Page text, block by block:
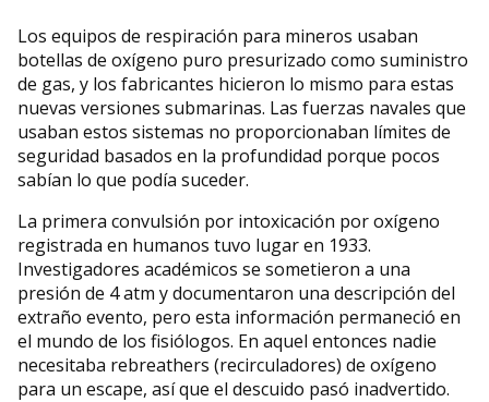
Los equipos de respiración para mineros usaban
botellas de oxígeno puro presurizado como suministro
de gas, y los fabricantes hicieron lo mismo para estas
nuevas versiones submarinas. Las fuerzas navales que
usaban estos sistemas no proporcionaban límites de
seguridad basados en la profundidad porque pocos
sabían lo que podía suceder.
La primera convulsión por intoxicación por oxígeno
registrada en humanos tuvo lugar en 1933.
Investigadores académicos se sometieron a una
presión de 4 atm y documentaron una descripción del
extraño evento, pero esta información permaneció en
el mundo de los fisiólogos. En aquel entonces nadie
necesitaba rebreathers (recirculadores) de oxígeno
para un escape, así que el descuido pasó inadvertido.